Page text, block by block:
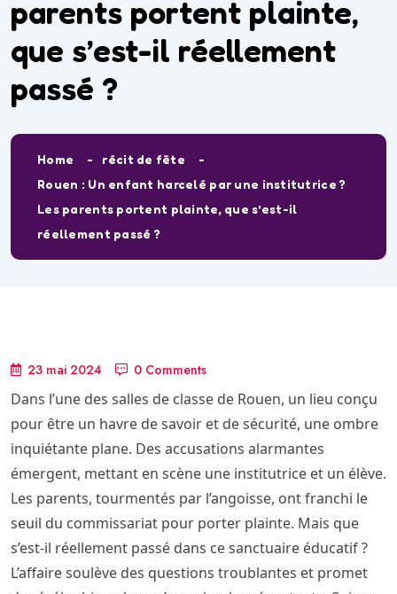
parents portent plainte,
que s’est-il réellement
passé ?
Home
récit de fête
Rouen : Un enfant harcelé par une institutrice ?
Les parents portent plainte, que s’est-il
réellement passé ?
23 mai 2024 0 Comments
Dans l’une des salles de classe de Rouen, un lieu conçu
pour être un havre de savoir et de sécurité, une ombre
inquiétante plane. Des accusations alarmantes
émergent, mettant en scène une institutrice et un élève.
Les parents, tourmentés par l’angoisse, ont franchi le
seuil du commissariat pour porter plainte. Mais que
s’est-il réellement passé dans ce sanctuaire éducatif ?
L’affaire soulève des questions troublantes et promet